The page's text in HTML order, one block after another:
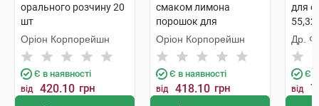
орального розчину 20
шт
Оріон Корпорейшн
Є в наявності
від 420.10 грн
смаком лимона
порошок для
орального розчину
10,7 г 20 пакетиків
Оріон Корпорейшн
Є в наявності
від 418.10 грн
для
55,32
Др.
Є в
від